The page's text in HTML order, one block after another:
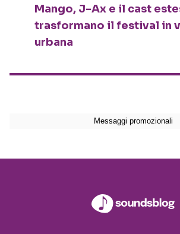
Mango, J-Ax e il cast
trasformano il festival in
urbana